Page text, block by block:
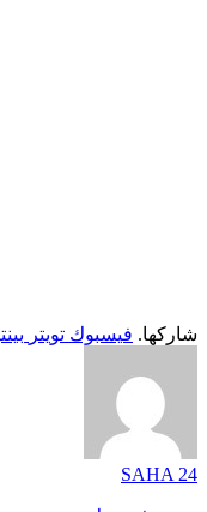
شاركها. فيسبوك تويتر
SAHA 24